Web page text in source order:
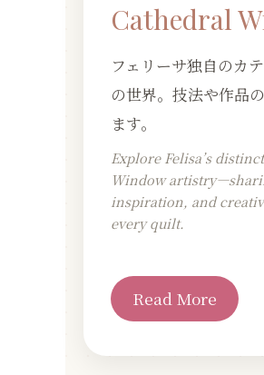
Cathedral
フェリーサ独自のカ
の世界。技法や作品
ます。
Explore Felisa’s
Window
inspiration, and
every quilt.
Read More